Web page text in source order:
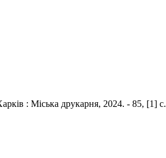
: Міська друкарня, 2024. - 85, [1] с.